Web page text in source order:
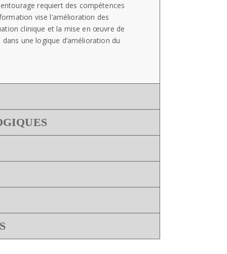
requiert des compétences
vise l’amélioration des
clinique et la mise en œuvre de
une logique d’amélioration du